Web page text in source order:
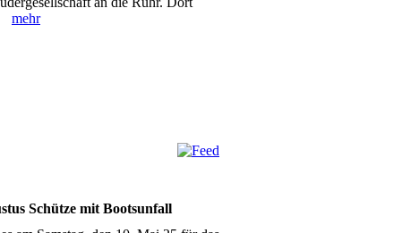
mehr
Schütze mit Bootsunfall